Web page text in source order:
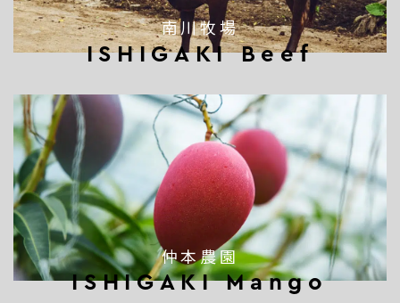
南川牧場
ISHIGAKI Beef
仲本農園
ISHIGAKI Mango